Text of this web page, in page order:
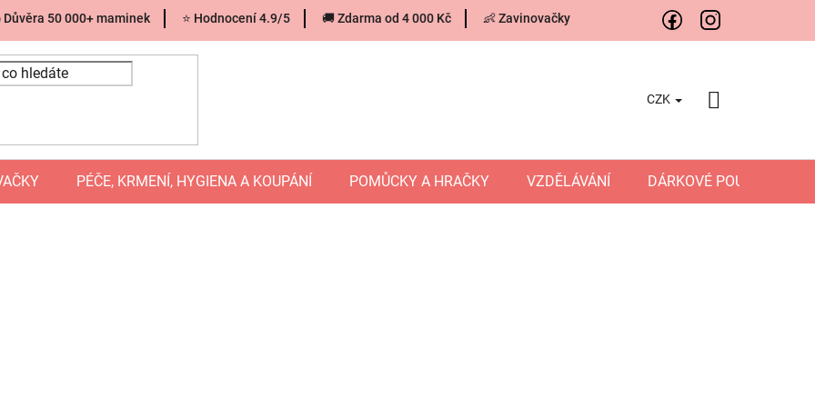
Důvěra 50 000+ maminek ⭐ Hodnocení 4.9/5 🚚 Zdarma od 4 000 Kč 👶 Zavinovačky
CZK
KOŠÍK
PÉČE, KRMENÍ, HYGIENA A KOUPÁNÍ POMŮCKY A HRAČKY VZDĚLÁVÁNÍ DÁRKOVÉ POUKAZY